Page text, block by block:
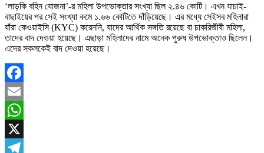
‘লাড়কি বহিন যোজনা’-র মহিলা উপভোক্তার সংখ্যা ছিল ২.৪৬ কোটি। এখন যাচাই-
বাছাইয়ের পর সেই সংখ্যা কমে ১.৬৬ কোটিতে দাঁড়িয়েছে। এর মধ্যে সেইসব মহিলারা
যাঁরা কেওয়াইসি (KYC) করেননি, যাদের আর্থিক সঙ্গতি রয়েছে বা চাকরিজীবী মহিলা,
তাদের বাদ দেওয়া হয়েছে। এছাড়া মহিলাদের নামে অনেক পুরুষ উপভোক্তাও ছিলেন।
এদের সকলকেই বাদ দেওয়া হয়েছে।
Facebook
Email
WhatsApp
X